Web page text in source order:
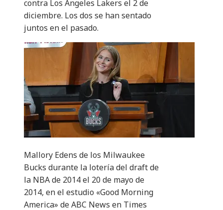
contra Los Angeles Lakers el 2 de
diciembre. Los dos se han sentado
juntos en el pasado.
Mallory Edens de los Milwaukee
Bucks durante la lotería del draft de
la NBA de 2014 el 20 de mayo de
2014, en el estudio «Good Morning
America» ​​​​de ABC News en Times